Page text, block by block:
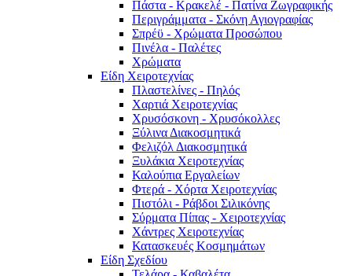
Πάστα - Κρακελέ - Πατίνα Ζωγραφικής
Περιγράμματα - Σκόνη Αγιογραφίας
Σπρέϋ - Χρώματα Προσώπου
Πινέλα - Παλέτες
Χρώματα
Είδη Χειροτεχνίας
Πλαστελίνες - Πηλός
Χαρτιά Χειροτεχνίας
Χρυσόσκονη - Χρυσόκoλλες
Ξύλινα Διακοσμητικά
Φελιζόλ Διακοσμητικά
Ξυλάκια Χειροτεχνίας
Καλούπια Εργαλείων
Φτερά - Χόρτα Xειροτεχνίας
Πιστόλι - Ράβδοι Σιλικόνης
Σύρματα Πίπας - Χειροτεχνίας
Χάντρες Χειροτεχνίας
Κατασκευές Κοσμημάτων
Είδη Σχεδίου